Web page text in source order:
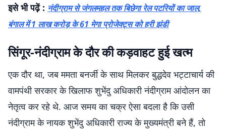
इसे भी पढ़ें : नंदीग्राम से जंगलमहल तक बिछेगा रेल पटरियों का जाल,
बंगाल में 1 लाख करोड़ के 61 मेगा प्रोजेक्ट्स को हरी झंडी
सिंगूर-नंदीग्राम के दौर की कड़वाहट हुई खत्म
एक दौर था, जब ममता बनर्जी के साथ मिलकर बुद्धदेव भट्टाचार्य की
वामपंथी सरकार के खिलाफ शुभेंदु अधिकारी नंदीग्राम आंदोलन का
नेतृत्व कर रहे थे. आज समय का चक्र ऐसा बदला है कि उसी
नंदीग्राम के नायक शुभेंदु अधिकारी राज्य के मुख्यमंत्री बने हैं, तो